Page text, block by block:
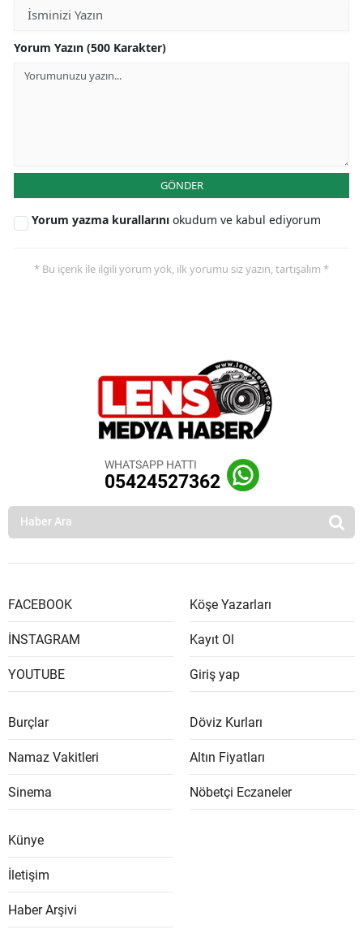
Yorum Yazın (500 Karakter)
GÖNDER
Yorum yazma kurallarını okudum ve kabul ediyorum
* Bu içerik ile ilgili yorum yok, ilk yorumu siz yazın, tartışalım *
WHATSAPP HATTI
05424527362
FACEBOOK
İNSTAGRAM
YOUTUBE
Köşe Yazarları
Kayıt Ol
Giriş yap
Burçlar
Namaz Vakitleri
Sinema
Döviz Kurları
Altın Fiyatları
Nöbetçi Eczaneler
Künye
İletişim
Haber Arşivi